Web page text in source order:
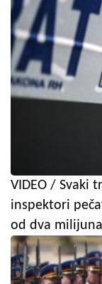
VIDEO / Svaki
inspektori
od dva